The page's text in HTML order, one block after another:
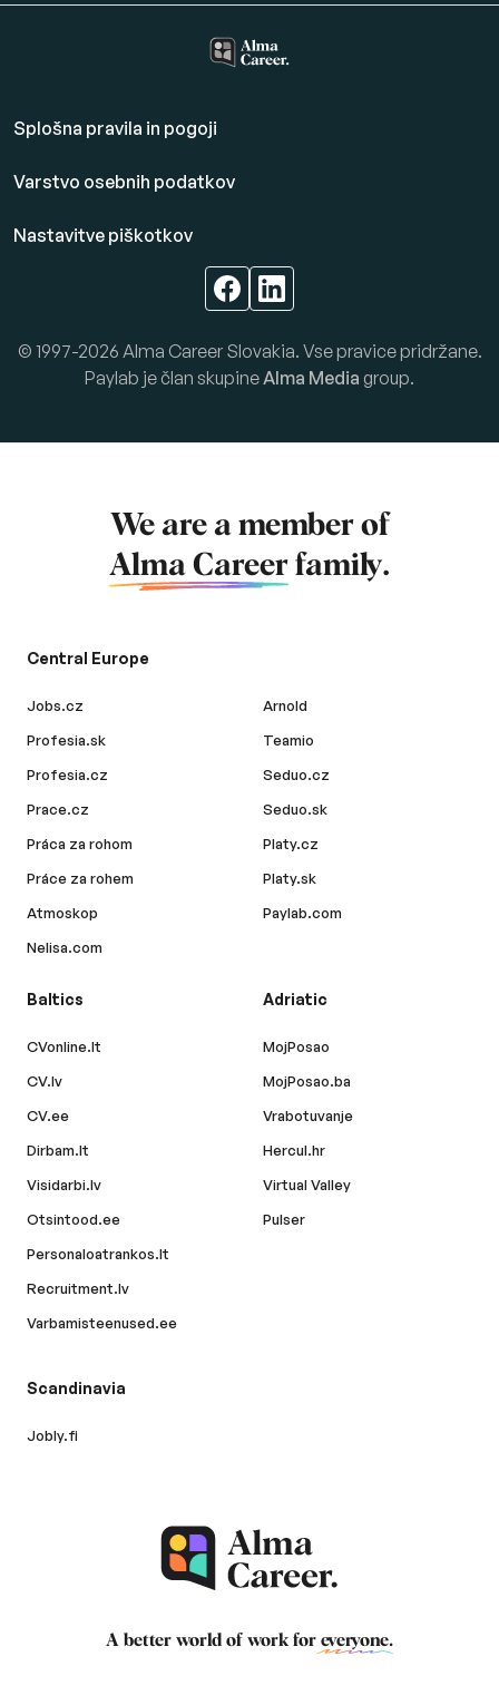
Splošna pravila in pogoji
Varstvo osebnih podatkov
Nastavitve piškotkov
© 1997-2026 Alma Career Slovakia. Vse pravice pridržane.
Paylab je član skupineAlma Media group.
We are a member of
Alma Career family.
Central Europe
Jobs.cz
Profesia.sk
Profesia.cz
Prace.cz
Práca za rohom
Práce za rohem
Atmoskop
Nelisa.com
Arnold
Teamio
Seduo.cz
Seduo.sk
Platy.cz
Platy.sk
Paylab.com
Baltics
CVonline.lt
CV.lv
CV.ee
Dirbam.lt
Visidarbi.lv
Otsintood.ee
Personaloatrankos.lt
Recruitment.lv
Varbamisteenused.ee
Adriatic
MojPosao
MojPosao.ba
Vrabotuvanje
Hercul.hr
Virtual Valley
Pulser
Scandinavia
Jobly.fi
A better world of work for everyone.